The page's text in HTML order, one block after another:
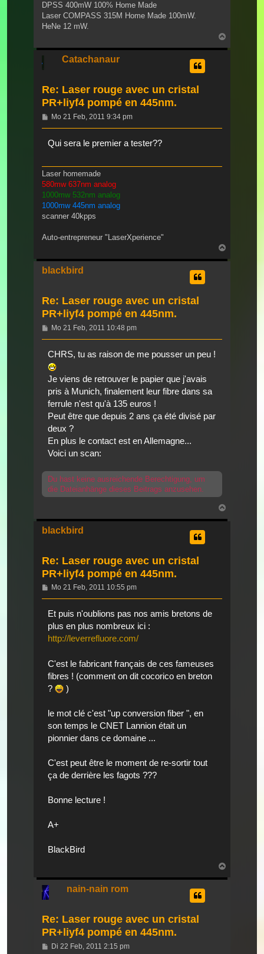
DPSS 400mW 100% Home Made
Laser COMPASS 315M Home Made 100mW.
HeNe 12 mW.
oben
Catachanaur
Re: Laser rouge avec un cristal
PR+liyf4 pompé en 445nm.
Beitrag
Mo 21 Feb, 2011 9:34 pm
Qui sera le premier a tester??
Laser homemade
580mw 637nm analog
1000mw 532nm analog
1000mw 445nm analog
scanner 40kpps
Auto-entrepreneur "LaserXperience"
blackbird
Re: Laser rouge avec un cristal
PR+liyf4 pompé en 445nm.
Beitrag
Mo 21 Feb, 2011 10:48 pm
CHRS, tu as raison de me pousser un peu !
Je viens de retrouver le papier que j'avais
pris à Munich, finalement leur fibre dans sa
ferrule n'est qu'à 135 euros !
Peut être que depuis 2 ans ça été divisé par
deux ?
En plus le contact est en Allemagne...
Voici un scan:
Du hast keine ausreichende Berechtigung, um
die Dateianhänge dieses Beitrags anzusehen.
blackbird
Re: Laser rouge avec un cristal
PR+liyf4 pompé en 445nm.
Beitrag
Mo 21 Feb, 2011 10:55 pm
Et puis n'oublions pas nos amis bretons de
plus en plus nombreux ici :
http://leverrefluore.com/
C'est le fabricant français de ces fameuses
fibres ! (comment on dit cocorico en breton
?
)
le mot clé c'est "up conversion fiber ", en
son temps le CNET Lannion était un
pionnier dans ce domaine ...
C'est peut être le moment de re-sortir tout
ça de derrière les fagots ???
Bonne lecture !
A+
BlackBird
nain-nain rom
Re: Laser rouge avec un cristal
PR+liyf4 pompé en 445nm.
Beitrag
Di 22 Feb, 2011 2:15 pm